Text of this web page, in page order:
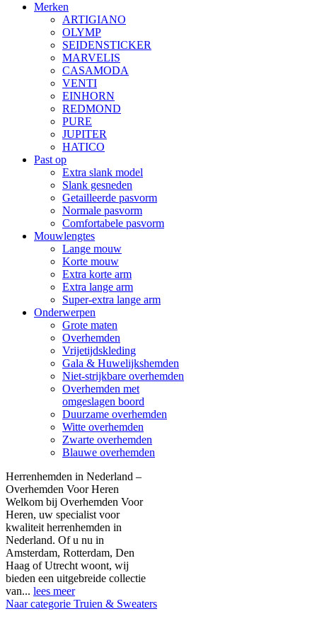
Merken
ARTIGIANO
OLYMP
SEIDENSTICKER
MARVELIS
CASAMODA
VENTI
EINHORN
REDMOND
PURE
JUPITER
HATICO
Past op
Extra slank model
Slank gesneden
Getailleerde pasvorm
Normale pasvorm
Comfortabele pasvorm
Mouwlengtes
Lange mouw
Korte mouw
Extra korte arm
Extra lange arm
Super-extra lange arm
Onderwerpen
Grote maten
Overhemden
Vrijetijdskleding
Gala & Huwelijkshemden
Niet-strijkbare overhemden
Overhemden met
omgeslagen boord
Duurzame overhemden
Witte overhemden
Zwarte overhemden
Blauwe overhemden
Herrenhemden in Nederland –
Overhemden Voor Heren
Welkom bij Overhemden Voor
Heren, uw specialist voor
kwaliteit herrenhemden in
Nederland. Of u nu in
Amsterdam, Rotterdam, Den
Haag of Utrecht woont, wij
bieden een uitgebreide collectie
van... lees meer
Naar categorie Truien & Sweaters